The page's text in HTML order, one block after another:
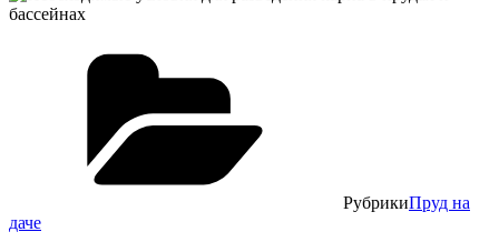
РубрикиПруд на
даче